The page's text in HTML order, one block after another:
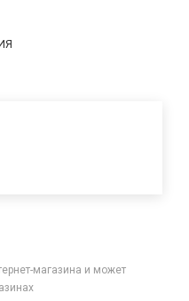
магазина и может